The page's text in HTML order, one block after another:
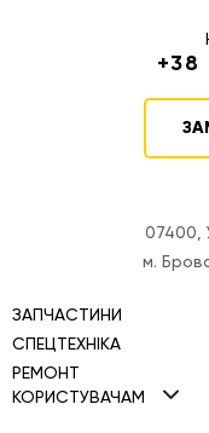
ЗАПЧАСТИНИ
СПЕЦТЕХНІКА
Міні навантажувачі TDC
РЕМОНТ
КОРИСТУВАЧАМ
+38
07400,
м.